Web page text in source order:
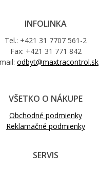
INFOLINKA
Tel.: +421 31 7707 561-2
Fax: +421 31 771 842
odbyt@maxtracontrol.sk
VŠETKO O NÁKUPE
Obchodné podmienky
Reklamačné podmienky
SERVIS